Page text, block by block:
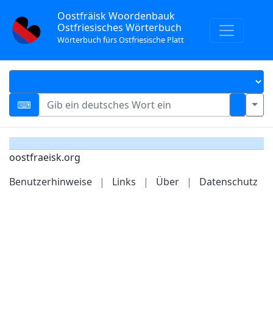
Oostfräisk Woordenbauk
Ostfriesisches Wörterbuch
Wörterbuch fürs Ostfriesische Platt
oostfraeisk.org
Benutzerhinweise
| Links | Über | Datenschutz